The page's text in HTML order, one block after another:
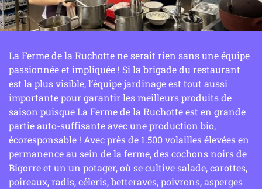
La Ferme de la Ruchotte ne serait rien sans une équipe
passionnée et impliquée ! Si la brigade du restaurant
est la plus visible, l’équipe jardinage est tout aussi
importante pour garantir les meilleurs produits de
saison puisque La Ferme de la Ruchotte est en grande
partie auto-suffisante avec une production bio,
écoresponsable ! Avec près de 1.500 volailles élevées en
permanence au sein de la ferme, des cochons noirs de
Bigorre et un un potager, où se cultive salade, carottes,
poireaux, radis, céleris, betteraves, poivrons, asperges